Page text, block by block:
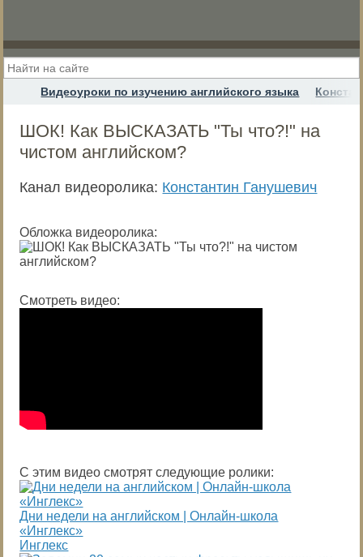
Видеоуроки по изучению английского языка
ШОК! Как ВЫСКАЗАТЬ "Ты что?!" на
чистом английском?
Канал видеоролика: Константин Ганушевич
Обложка видеоролика:
Смотреть видео:
С этим видео смотрят следующие ролики:
Дни недели на английском | Онлайн-школа
«Инглекс»
Инглекс